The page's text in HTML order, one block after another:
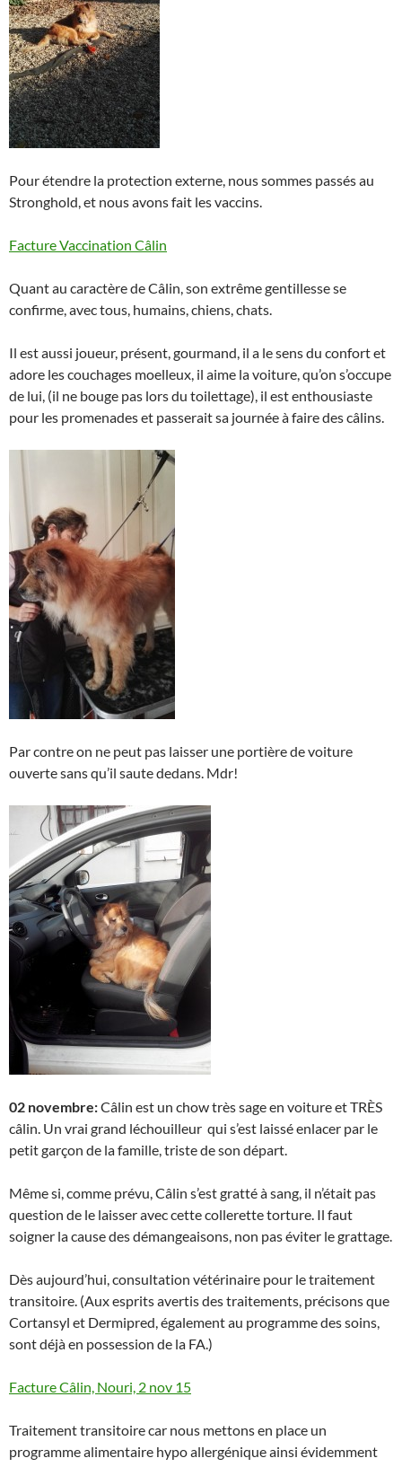
Pour étendre la protection externe, nous sommes passés au
Stronghold, et nous avons fait les vaccins.
Facture Vaccination Câlin
Quant au caractère de Câlin, son extrême gentillesse se
confirme, avec tous, humains, chiens, chats.
Il est aussi joueur, présent, gourmand, il a le sens du confort et
adore les couchages moelleux, il aime la voiture, qu’on s’occupe
de lui, (il ne bouge pas lors du toilettage), il est enthousiaste
pour les promenades et passerait sa journée à faire des câlins.
Par contre on ne peut pas laisser une portière de voiture
ouverte sans qu’il saute dedans. Mdr!
02 novembre:Câlin est un chow très sage en voiture et TRÈS
câlin. Un vrai grand léchouilleur qui s’est laissé enlacer par le
petit garçon de la famille, triste de son départ.
Même si, comme prévu, Câlin s’est gratté à sang, il n’était pas
question de le laisser avec cette collerette torture. Il faut
soigner la cause des démangeaisons, non pas éviter le grattage.
Dès aujourd’hui, consultation vétérinaire pour le traitement
transitoire. (Aux esprits avertis des traitements, précisons que
Cortansyl et Dermipred, également au programme des soins,
sont déjà en possession de la FA.)
Facture Câlin, Nouri, 2 nov 15
Traitement transitoire car nous mettons en place un
programme alimentaire hypo allergénique ainsi évidemment